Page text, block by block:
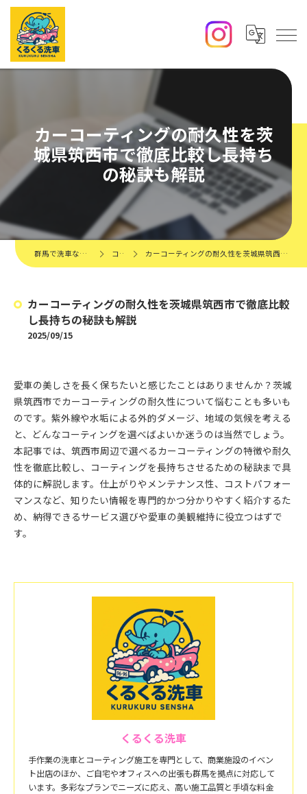
カーコーティングの耐久性を茨
城県筑西市で徹底比較し長持ち
の秘訣も解説
群馬で洗車ならくるくる洗車 コラム カーコーティングの耐久性を茨城県筑西市で徹底比較し長持ちの秘訣も解説
カーコーティングの耐久性を茨城県筑西市で徹底比較
し長持ちの秘訣も解説
2025/09/15
愛車の美しさを長く保ちたいと感じたことはありませんか？茨城
県筑西市でカーコーティングの耐久性について悩むことも多いも
のです。紫外線や水垢による外的ダメージ、地域の気候を考える
と、どんなコーティングを選べばよいか迷うのは当然でしょう。
本記事では、筑西市周辺で選べるカーコーティングの特徴や耐久
性を徹底比較し、コーティングを長持ちさせるための秘訣まで具
体的に解説します。仕上がりやメンテナンス性、コストパフォー
マンスなど、知りたい情報を専門的かつ分かりやすく紹介するた
め、納得できるサービス選びや愛車の美観維持に役立つはずで
す。
くるくる洗車
手作業の洗車とコーティング施工を専門として、商業施設のイベン
ト出店のほか、ご自宅やオフィスへの出張も群馬を拠点に対応して
います。多彩なプランでニーズに応え、高い施工品質と手頃な料金